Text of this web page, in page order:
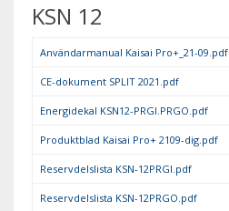
KSN 12
Användarmanual Kaisai Pro+_21-09.pdf
CE-dokument SPLIT 2021.pdf
Energidekal KSN12-PRGI.PRGO.pdf
Produktblad Kaisai Pro+ 2109-dig.pdf
Reservdelslista KSN-12PRGI.pdf
Reservdelslista KSN-12PRGO.pdf